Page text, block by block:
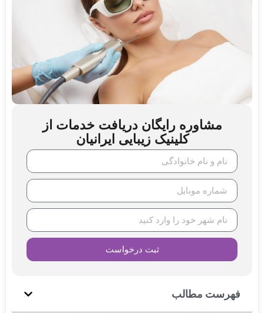
مشاوره رایگان دریافت خدمات از
کلینیک زیبایی ایرانیان
ثبت درخواست
فهرست مطالب